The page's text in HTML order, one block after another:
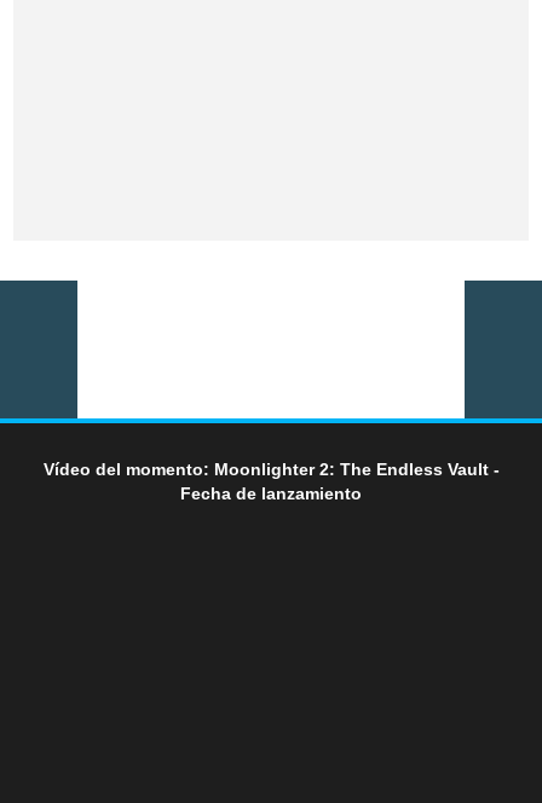
Vídeo del momento: Moonlighter 2: The Endless Vault -
Fecha de lanzamiento